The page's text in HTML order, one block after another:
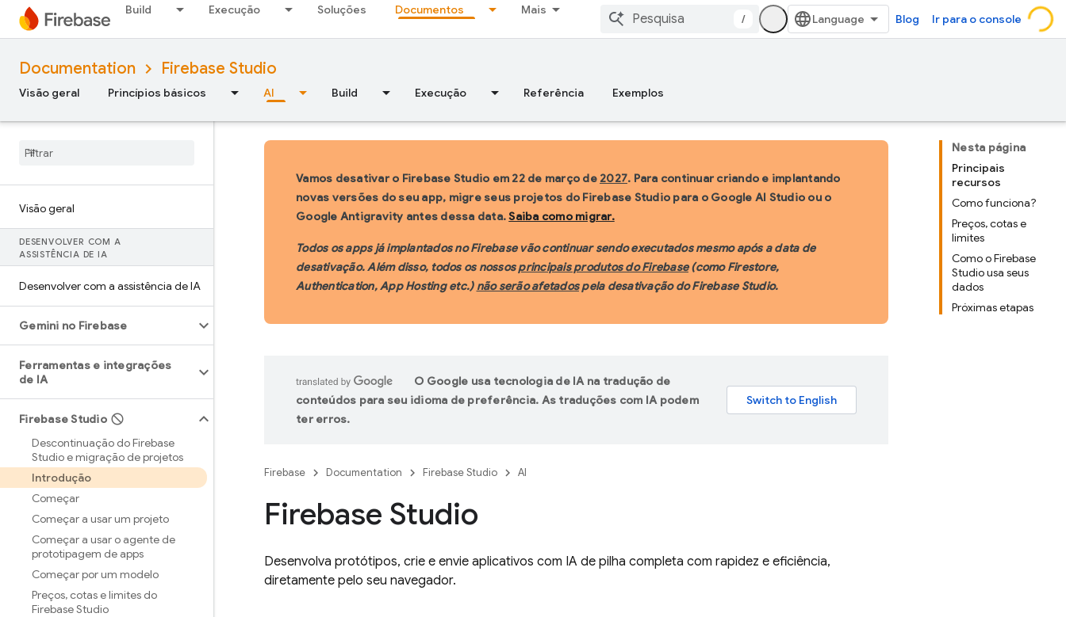
Build Execução Soluções Documentos Mais
/ Blog Ir para o console
Documentation Firebase Studio
Visão geral Princípios básicos AI Build Execução Referência Exemplos
Visão geral
DESENVOLVER COM A
ASSISTÊNCIA DE IA
Desenvolver com a assistência de IA
Gemini no Firebase
Ferramentas e integrações
de IA
Firebase Studio
Descontinuação do Firebase
Studio e migração de projetos
Introdução
Começar
Começar a usar um projeto
Começar a usar o agente de
prototipagem de apps
Começar por um modelo
Preços, cotas e limites do
Firebase Studio
Nesta página
Principais
recursos
Como funciona?
Preços, cotas e
limites
Como o Firebase
Studio usa seus
dados
Próximas etapas
Vamos desativar o Firebase Studio em 22 de março de 2027. Para continuar criando e implantando
novas versões do seu app, migre seus projetos do Firebase Studio para o Google AI Studio ou o
Google Antigravity antes dessa data.Saiba como migrar.
Todos os apps já implantados no Firebase vão continuar sendo executados mesmo após a data de
desativação. Além disso, todos os nossosprincipais produtos do Firebase(como Firestore,
Authentication, App Hosting etc.) não serão afetadospela desativação do Firebase Studio.
O Google usa tecnologia de IA na tradução de
conteúdos para seu idioma de preferência. As traduções com IA podem
ter erros.
Firebase Documentation Firebase Studio AI
Firebase Studio
Desenvolva protótipos, crie e envie aplicativos com IA de pilha completa com rapidez e eficiência,
diretamente pelo seu navegador.